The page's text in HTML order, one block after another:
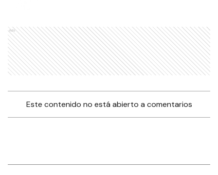
Ads
Este contenido no está abierto a comentarios